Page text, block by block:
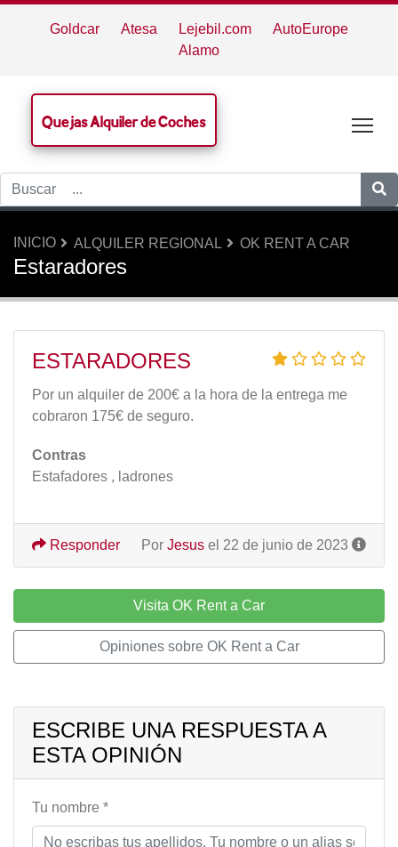
Goldcar Atesa Lejebil.com
AutoEurope
Alamo
Quejas Alquiler de Coches
INICIO ALQUILER REGIONAL OK RENT A CAR
Estaradores
ESTARADORES
Por un alquiler de 200€ a la hora de la entrega me
cobraron 175€ de seguro.
Contras
Estafadores , ladrones
Por Jesus el 22 de junio de 2023
Responder
Visita OK Rent a Car
Opiniones sobre OK Rent a Car
ESCRIBE UNA RESPUESTA A
ESTA OPINIÓN
Tu nombre *